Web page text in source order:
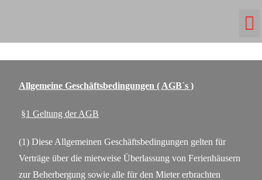
Allgemeine Geschäftsbedingungen ( AGB`s )
§1 Geltung der AGB
(1) Diese Allgemeinen Geschäftsbedingungen gelten für
Verträge über die mietweise Überlassung von Ferienhäusern
zur Beherbergung sowie alle für den Mieter erbrachten